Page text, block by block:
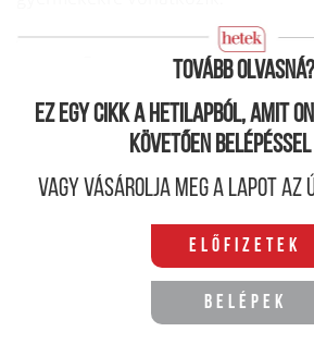
Mivel foglalkozik valójában a
Tovább olvasná?
Ez egy cikk a hetilapból, amit
követően
Vagy vásárolja meg a lapot az
Előfizetek
Belépek